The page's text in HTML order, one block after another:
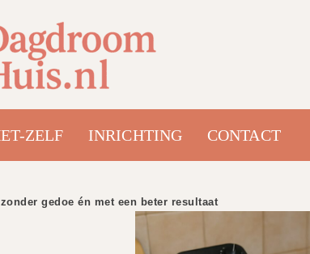
ZELF INRICHTING CONTACT
gedoe én met een beter resultaat